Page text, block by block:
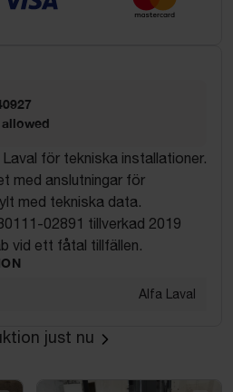
för tekniska installationer.
med anslutningar för
med tekniska data.
02891 tillverkad 2019
vid ett fåtal tillfällen.
Alfa Laval
just nu